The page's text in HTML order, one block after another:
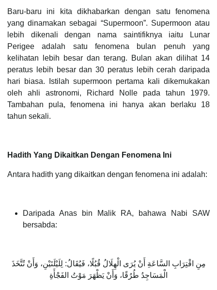
Baru-baru ini kita dikhabarkan dengan satu fenomena
yang dinamakan sebagai “Supermoon”. Supermoon atau
lebih dikenali dengan nama saintifiknya iaitu Lunar
Perigee adalah satu fenomena bulan penuh yang
kelihatan lebih besar dan terang. Bulan akan dilihat 14
peratus lebih besar dan 30 peratus lebih cerah daripada
hari biasa. Istilah supermoon pertama kali dikemukakan
oleh ahli astronomi, Richard Nolle pada tahun 1979.
Tambahan pula, fenomena ini hanya akan berlaku 18
tahun sekali.
Hadith Yang Dikaitkan Dengan Fenomena Ini
Antara hadith yang dikaitkan dengan fenomena ini adalah:
Daripada Anas bin Malik RA, bahawa Nabi SAW
bersabda:
مِنِ اقْتِرَابِ السَّاعَةِ أَنْ يُرَى الْهِلَالُ قُبُلًا، فَيُقَالُ: لِلَيْلَتَيْنِ، وَأَنْ تُتَّخَذَ
الْمَسَاجِدُ طُرُقًا، وَأَنْ يَظْهَرَ مَوْتُ الفَجْأَةِ